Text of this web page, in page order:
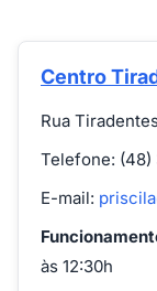
Centro
Rua
Telefone: (48)
E-mail:
às 12:30h